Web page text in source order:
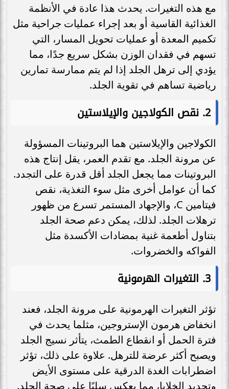
مع هذه التغيرات. يحدث هذا عادة في الأنظمة
الغذائية القاسية أو بعد إجراء عمليات جراحية مثل
تكميم المعدة أو عمليات تحويل المسار، التي
تسهم في فقدان الوزن بشكل سريع جدًا، مما
يؤدي إلى ترهل الجلد إذا لم يتم ممارسة تمارين
رياضية تساهم في تقوية الجلد.
2. نقص الكولاجين والإيلاستين
الكولاجين والإيلاستين هما البروتينات المسؤولة
عن مرونة الجلد. مع تقدم العمر، يقل إنتاج هذه
البروتينات مما يجعل الجلد أقل قدرة على التجدد.
كما أن عوامل أخرى مثل سوء التغذية، نقص
فيتامين C، والإجهاد المستمر تسرع من ظهور
ترهلات الجلد. لذلك، يمكن دعم صحة الجلد
بتناول أطعمة غنية بمضادات الأكسدة مثل
الفواكه والخضروات.
3. التغيرات الهرمونية
تؤثر التغيرات الهرمونية على مرونة الجلد، فعند
انخفاض هرمون الإستروجين، مثلما يحدث في
فترة الحمل أو انقطاع الطمث، يتأثر نسيج الجلد
ويصبح أكثر عرضة للترهل. علاوة على ذلك، تؤثر
اضطرابات الغدة الدرقية على مستوى الأيض
وتجديد الخلايا، مما يعكس سلبًا على صحة الجلد.